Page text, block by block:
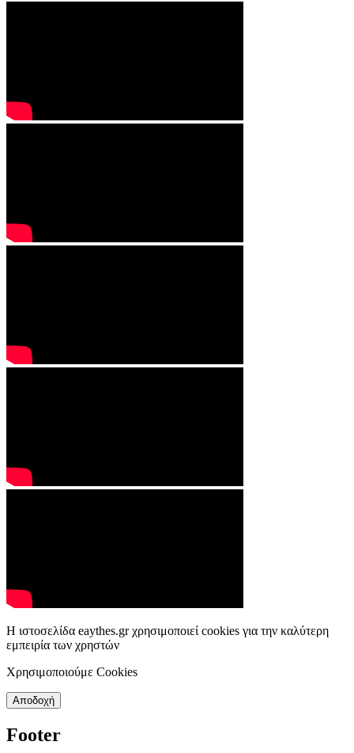
Η ιστοσελίδα eaythes.gr χρησιμοποιεί cookies για την καλύτερη
εμπειρία των χρηστών
Χρησιμοποιούμε Cookies
Αποδοχή
Footer